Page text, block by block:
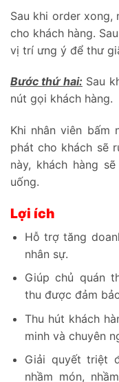
Sau khi order xong,
cho khách hàng.
vị trí ưng ý để thư
Bước thứ hai: Sau
nút gọi khách hàng.
Khi nhân viên bấm
phát cho khách sẽ
này, khách hàng
uống.
Lợi ích
Hỗ trợ tăng
nhân sự.
Giúp chủ quán
thu được đảm
Thu hút khách
minh và chuyên
Giải quyết triệt
nhầm món,